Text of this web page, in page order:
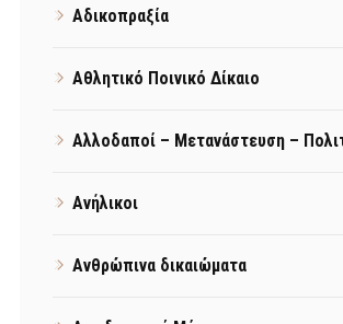
Αδικοπραξία
Αθλητικό Ποινικό Δίκαιο
Αλλοδαποί – Μετανάστευση –
Ανήλικοι
Ανθρώπινα δικαιώματα